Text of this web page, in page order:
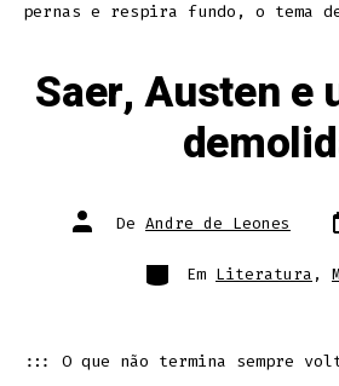
pernas e respira fundo, o tema
Saer, Austen e
Autor
do De Andre de Leones
Categorias
Em Literatura ,
::: O que não termina sempre